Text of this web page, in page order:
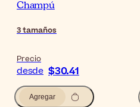
Champú
3tamaños
Precio
desde $30.41
Agregar